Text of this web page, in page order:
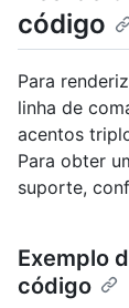
código
Para
linha de
acentos
Para obter
suporte,
Exemplo
código